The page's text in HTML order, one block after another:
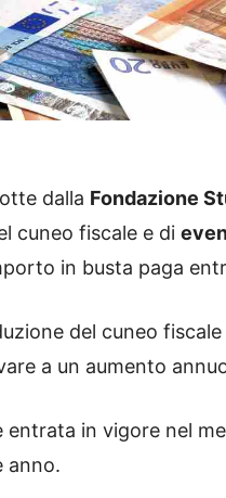
dalla Fondazione
cuneo fiscale e di
in busta paga
del cuneo
a un aumento
entrata in vigore nel
anno.